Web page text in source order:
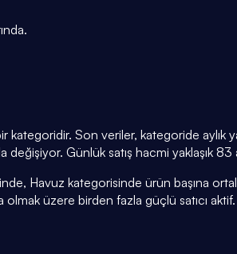
kategoridir. Son veriler, kategoride
değişiyor. Günlük satış hacmi yaklaşık
Havuz kategorisinde ürün başına
üzere birden fazla güçlü satıcı aktif.